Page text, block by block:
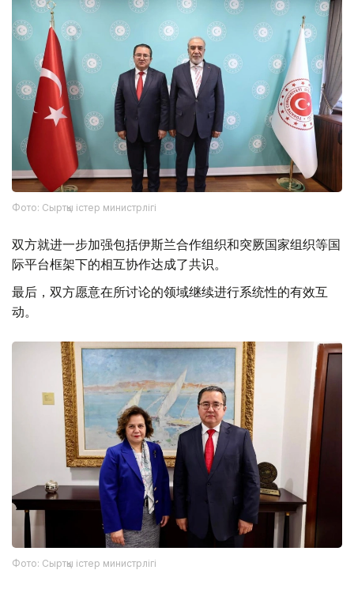
Фото: Сыртқы істер министрлігі
双方就进一步加强包括伊斯兰合作组织和突厥国家组织等国
际平台框架下的相互协作达成了共识。
最后，双方愿意在所讨论的领域继续进行系统性的有效互
动。
Фото: Сыртқы істер министрлігі